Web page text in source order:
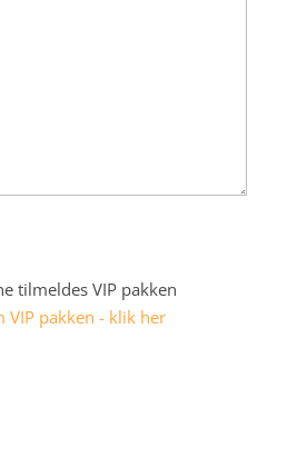
tilmeldes VIP pakken
pakken - klik her